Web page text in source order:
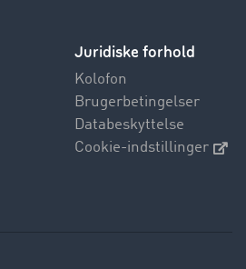
Juridiske forhold
Kolofon
Brugerbetingelser
Databeskyttelse
Cookie-indstillinger